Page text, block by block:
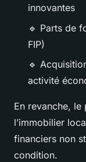
innovantes
🔹 Parts de
FIP)
🔹
activité
En revanche,
l’immobilier
financiers non
condition.